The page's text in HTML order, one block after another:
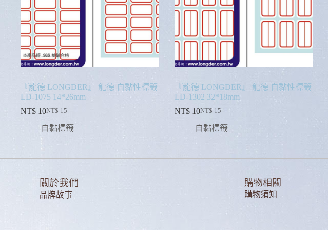
『龍德 LONGDER』 龍德 自黏性標籤
LD-1075 14*26mm
NT$ 15
NT$ 10
自黏標籤
『龍德 LONGDER』 龍德 自黏性標籤
LD-1302 32*18mm
NT$ 15
NT$ 10
自黏標籤
關於我們
品牌故事
購物相關
購物須知